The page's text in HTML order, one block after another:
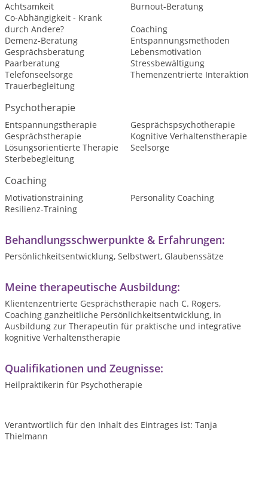
Achtsamkeit
Burnout-Beratung
Co-Abhängigkeit - Krank
durch Andere?
Coaching
Demenz-Beratung
Entspannungsmethoden
Gesprächsberatung
Lebensmotivation
Paarberatung
Stressbewältigung
Telefonseelsorge
Themenzentrierte Interaktion
Trauerbegleitung
Psychotherapie
Entspannungstherapie
Gesprächspsychotherapie
Gesprächstherapie
Kognitive Verhaltenstherapie
Lösungsorientierte Therapie
Seelsorge
Sterbebegleitung
Coaching
Motivationstraining
Personality Coaching
Resilienz-Training
Behandlungsschwerpunkte & Erfahrungen:
Persönlichkeitsentwicklung, Selbstwert, Glaubenssätze
Meine therapeutische Ausbildung:
Klientenzentrierte Gesprächstherapie nach C. Rogers,
Coaching ganzheitliche Persönlichkeitsentwicklung, in
Ausbildung zur Therapeutin für praktische und integrative
kognitive Verhaltenstherapie
Qualifikationen und Zeugnisse:
Heilpraktikerin für Psychotherapie
Verantwortlich für den Inhalt des Eintrages ist: Tanja
Thielmann